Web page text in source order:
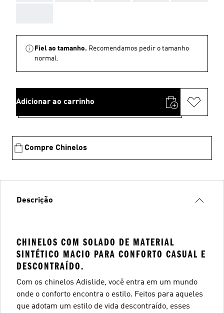
Fiel ao tamanho. Recomendamos pedir o tamanho
normal.
Adicionar ao carrinho
Compre Chinelos
Descrição
CHINELOS COM SOLADO DE MATERIAL
SINTÉTICO MACIO PARA CONFORTO CASUAL E
DESCONTRAÍDO.
Com os chinelos Adislide, você entra em um mundo
onde o conforto encontra o estilo. Feitos para aqueles
que adotam um estilo de vida descontraído, esses